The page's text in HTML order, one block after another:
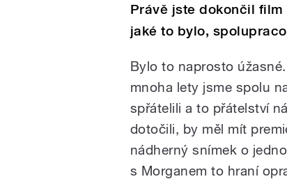
Právě jste dokončil film
jaké to bylo,
Bylo to naprosto
mnoha lety jsme spolu
spřátelili a to přátelství
dotočili, by měl mít
nádherný snímek o
s Morganem to hraní